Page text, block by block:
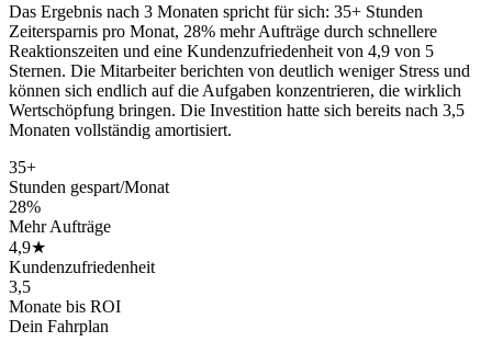
Das Ergebnis nach 3 Monaten spricht für sich: 35+ Stunden
Zeitersparnis pro Monat, 28% mehr Aufträge durch schnellere
Reaktionszeiten und eine Kundenzufriedenheit von 4,9 von 5
Sternen. Die Mitarbeiter berichten von deutlich weniger Stress und
können sich endlich auf die Aufgaben konzentrieren, die wirklich
Wertschöpfung bringen. Die Investition hatte sich bereits nach 3,5
Monaten vollständig amortisiert.
35+
Stunden gespart/Monat
28%
Mehr Aufträge
4,9★
Kundenzufriedenheit
3,5
Monate bis ROI
Dein Fahrplan